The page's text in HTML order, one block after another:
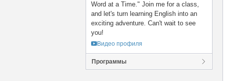
Word at a Time." Join me for a class,
and let's turn learning English into an
exciting adventure. Can't wait to see
you!
Видео профиля
Программы